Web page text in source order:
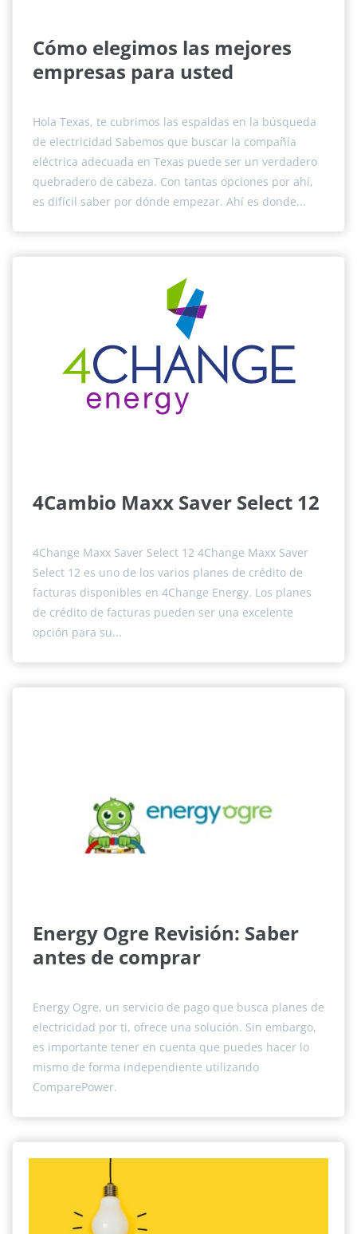
Cómo elegimos las mejores
empresas para usted
Hola Texas, te cubrimos las espaldas en la búsqueda
de electricidad Sabemos que buscar la compañía
eléctrica adecuada en Texas puede ser un verdadero
quebradero de cabeza. Con tantas opciones por ahí,
es difícil saber por dónde empezar. Ahí es donde...
4Cambio Maxx Saver Select 12
4Change Maxx Saver Select 12 4Change Maxx Saver
Select 12 es uno de los varios planes de crédito de
facturas disponibles en 4Change Energy. Los planes
de crédito de facturas pueden ser una excelente
opción para su...
Energy Ogre Revisión: Saber
antes de comprar
Energy Ogre, un servicio de pago que busca planes de
electricidad por ti, ofrece una solución. Sin embargo,
es importante tener en cuenta que puedes hacer lo
mismo de forma independiente utilizando
ComparePower.